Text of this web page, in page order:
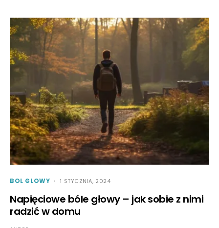
BOL GLOWY 1 STYCZNIA, 2024
Napięciowe bóle głowy – jak sobie z nimi
radzić w domu